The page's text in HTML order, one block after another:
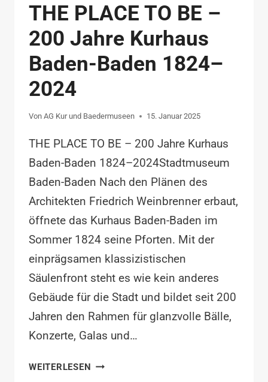
THE PLACE TO BE –
200 Jahre Kurhaus
Baden-Baden 1824–
2024
Von AG Kur und Baedermuseen 15. Januar 2025
THE PLACE TO BE – 200 Jahre Kurhaus
Baden-Baden 1824–2024Stadtmuseum
Baden-Baden Nach den Plänen des
Architekten Friedrich Weinbrenner erbaut,
öffnete das Kurhaus Baden-Baden im
Sommer 1824 seine Pforten. Mit der
einprägsamen klassizistischen
Säulenfront steht es wie kein anderes
Gebäude für die Stadt und bildet seit 200
Jahren den Rahmen für glanzvolle Bälle,
Konzerte, Galas und…
WEITERLESEN THE